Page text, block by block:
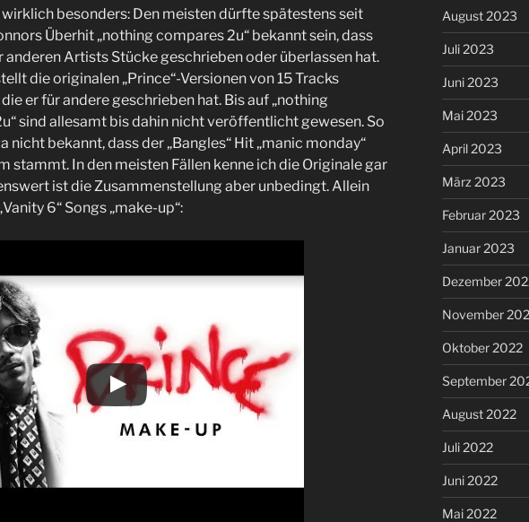
wirklich besonders: Den meisten dürfte spätestens seit
Überhit „nothing compares 2u“ bekannt sein, dass
anderen Artists Stücke geschrieben oder überlassen hat.
die originalen „Prince“-Versionen von 15 Tracks
er für andere geschrieben hat. Bis auf „nothing
sind allesamt bis dahin nicht veröffentlicht gewesen. So
nicht bekannt, dass der „Bangles“ Hit „manic monday“
stammt. In den meisten Fällen kenne ich die Originale gar
ist die Zusammenstellung aber unbedingt. Allein
6“ Songs „make-up“:
August 2023
Juli 2023
Juni 2023
Mai 2023
April 2023
März 2023
Februar 2023
Januar 2023
Dezember
November
Oktober 2022
September
August 2022
Juli 2022
Juni 2022
Mai 2022